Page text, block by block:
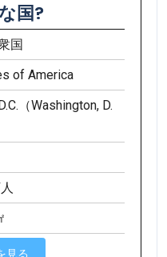
国?
国
of America
（Washington, D.
見る